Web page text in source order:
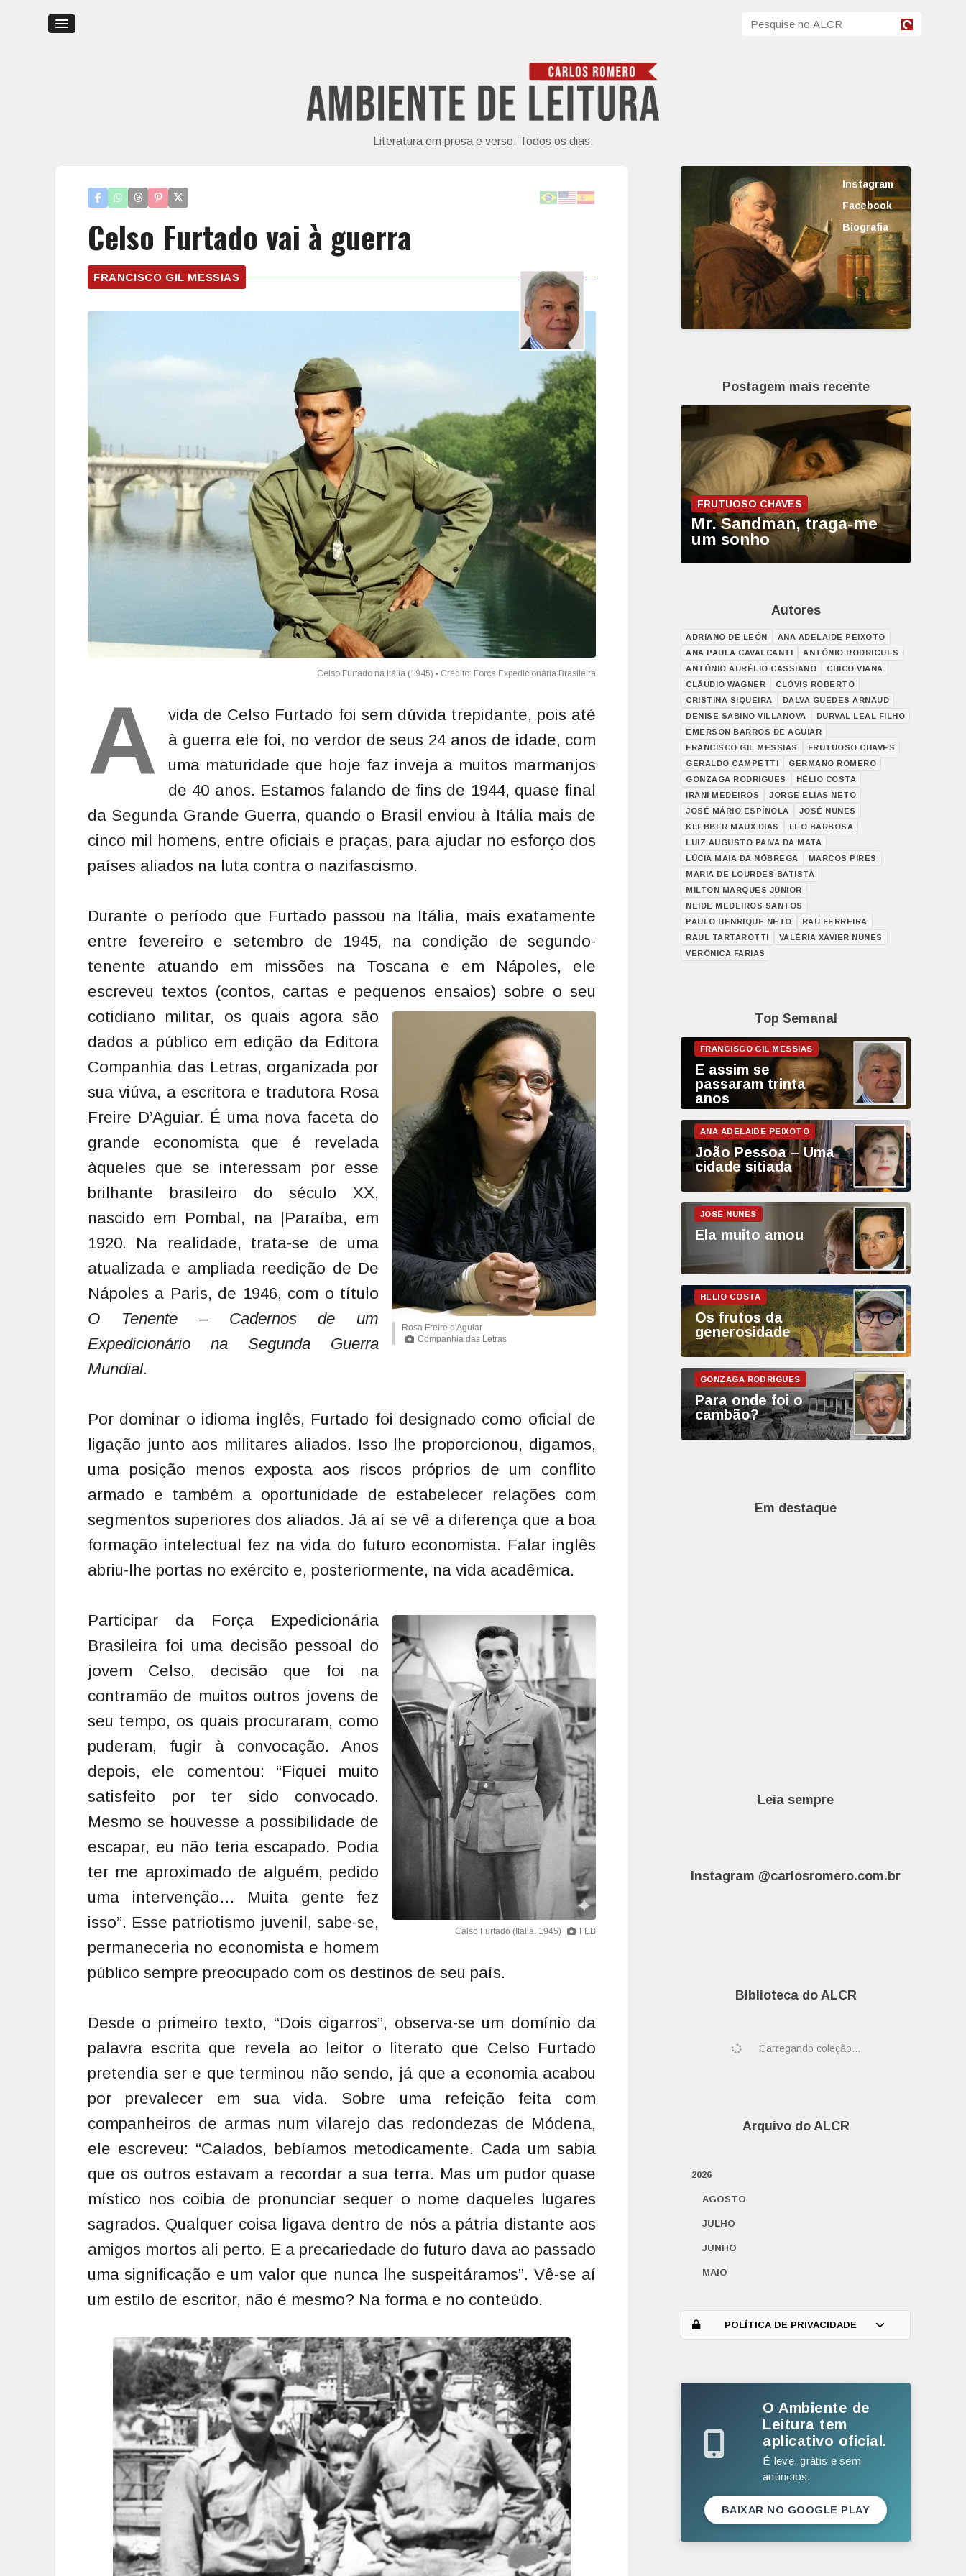
Literatura em prosa e verso. Todos os dias.
Celso Furtado vai à guerra
FRANCISCO GIL MESSIAS
A
vida de Celso Furtado foi sem dúvida trepidante, pois até
à guerra ele foi, no verdor de seus 24 anos de idade, com
uma maturidade que hoje faz inveja a muitos marmanjos
de 40 anos. Estamos falando de fins de 1944, quase final
da Segunda Grande Guerra, quando o Brasil enviou à Itália mais de
cinco mil homens, entre oficiais e praças, para ajudar no esforço dos
países aliados na luta contra o nazifascismo.
Durante o período que Furtado passou na Itália, mais exatamente
entre fevereiro e setembro de 1945, na condição de segundo-
tenente atuando em missões na Toscana e em Nápoles, ele
escreveu textos (contos, cartas e pequenos ensaios) sobre
Rosa Freire d'Aguiar
Companhia das Letras
o seu
cotidiano militar, os quais agora são
dados a público em edição da Editora
Companhia das Letras, organizada por
sua viúva, a escritora e tradutora Rosa
Freire D’Aguiar. É uma nova faceta do
grande economista que é revelada
àqueles que se interessam por esse
brilhante brasileiro do século XX,
nascido em Pombal, na |Paraíba, em
1920. Na realidade, trata-se de uma
atualizada e ampliada reedição de De
Nápoles a Paris, de 1946, com o título
O Tenente – Cadernos de um
Expedicionário na Segunda Guerra
Mundial.
Por dominar o idioma inglês, Furtado foi designado como oficial de
ligação junto aos militares aliados. Isso lhe proporcionou, digamos,
uma posição menos exposta aos riscos próprios de um conflito
armado e também a oportunidade de estabelecer relações com
segmentos superiores dos aliados. Já aí se vê a diferença que a boa
formação intelectual fez na vida do futuro economista. Falar inglês
abriu-lhe portas no exército e, posteriormente, na vida acadêmica.
Calso Furtado (Italia, 1945) FEB
Participar da Força Expedicionária
Brasileira foi uma decisão pessoal do
jovem Celso, decisão que foi na
contramão de muitos outros jovens de
seu tempo, os quais procuraram, como
puderam, fugir à convocação. Anos
depois, ele comentou: “Fiquei muito
satisfeito por ter sido convocado.
Mesmo se houvesse a possibilidade de
escapar, eu não teria escapado. Podia
ter me aproximado de alguém, pedido
uma intervenção… Muita gente fez
isso”. Esse patriotismo juvenil, sabe-se,
permaneceria no economista e homem
público sempre preocupado com os destinos de seu país.
Desde o primeiro texto, “Dois cigarros”, observa-se um domínio da
palavra escrita que revela ao leitor o literato que Celso Furtado
pretendia ser e que terminou não sendo, já que a economia acabou
por prevalecer em sua vida. Sobre uma refeição feita com
companheiros de armas num vilarejo das redondezas de Módena,
ele escreveu: “Calados, bebíamos metodicamente. Cada um sabia
que os outros estavam a recordar a sua terra. Mas um pudor quase
místico nos coibia de pronunciar sequer o nome daqueles lugares
sagrados. Qualquer coisa ligava dentro de nós a pátria distante aos
amigos mortos ali perto. E a precariedade do futuro dava ao passado
uma significação e um valor que nunca lhe suspeitáramos”. Vê-se aí
um estilo de escritor, não é mesmo? Na forma e no conteúdo.
Instagram
Facebook
Biografia
Postagem mais recente
FRUTUOSO CHAVES
Mr. Sandman, traga-me
um sonho
Autores
ADRIANO DE LEÓN
ANA ADELAIDE PEIXOTO
ANA PAULA CAVALCANTI
ANTÓNIO RODRIGUES
ANTÔNIO AURÉLIO CASSIANO
CHICO VIANA
CLÁUDIO WAGNER
CLÓVIS ROBERTO
CRISTINA SIQUEIRA
DALVA GUEDES ARNAUD
DENISE SABINO VILLANOVA
DURVAL LEAL FILHO
EMERSON BARROS DE AGUIAR
FRANCISCO GIL MESSIAS
FRUTUOSO CHAVES
GERALDO CAMPETTI
GERMANO ROMERO
GONZAGA RODRIGUES
HÉLIO COSTA
IRANI MEDEIROS
JORGE ELIAS NETO
JOSÉ MÁRIO ESPÍNOLA
JOSÉ NUNES
KLEBBER MAUX DIAS
LEO BARBOSA
LUIZ AUGUSTO PAIVA DA MATA
LÚCIA MAIA DA NÓBREGA
MARCOS PIRES
MARIA DE LOURDES BATISTA
MILTON MARQUES JÚNIOR
NEIDE MEDEIROS SANTOS
PAULO HENRIQUE NETO
RAU FERREIRA
RAUL TARTAROTTI
VALÉRIA XAVIER NUNES
VERÔNICA FARIAS
Top Semanal
E assim se
passaram trinta
anos
João Pessoa – Uma
cidade sitiada
Ela muito amou
Os frutos da
generosidade
Para onde foi o
cambão?
Em destaque
Leia sempre
Instagram @carlosromero.com.br
Biblioteca do ALCR
Carregando coleção...
Arquivo do ALCR
2026
AGOSTO
JULHO
JUNHO
MAIO
MARÇO
DEZEMBRO
NOVEMBRO
SETEMBRO
POLÍTICA DE PRIVACIDADE
O Ambiente de
Leitura tem
aplicativo oficial.
É leve, grátis e sem
anúncios.
BAIXAR NO GOOGLE PLAY